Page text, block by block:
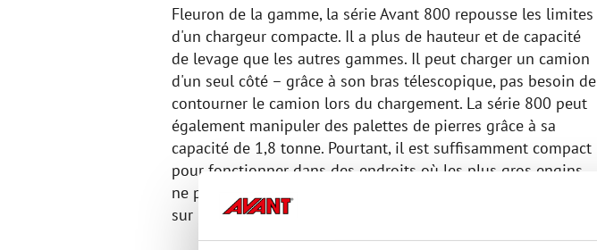
Fleuron de la gamme, la série Avant 800 repousse les limites
d'un chargeur compacte. Il a plus de hauteur et de capacité
de levage que les autres gammes. Il peut charger un camion
d'un seul côté – grâce à son bras télescopique, pas besoin de
contourner le camion lors du chargement. La série 800 peut
également manipuler des palettes de pierres grâce à sa
capacité de 1,8 tonne. Pourtant, il est suffisamment compact
pour fonctionner dans des endroits où les plus gros engins
ne peuvent pas aller. Avantage ultime, il peut être transporté
sur une remorque de voiture conventionnelle.